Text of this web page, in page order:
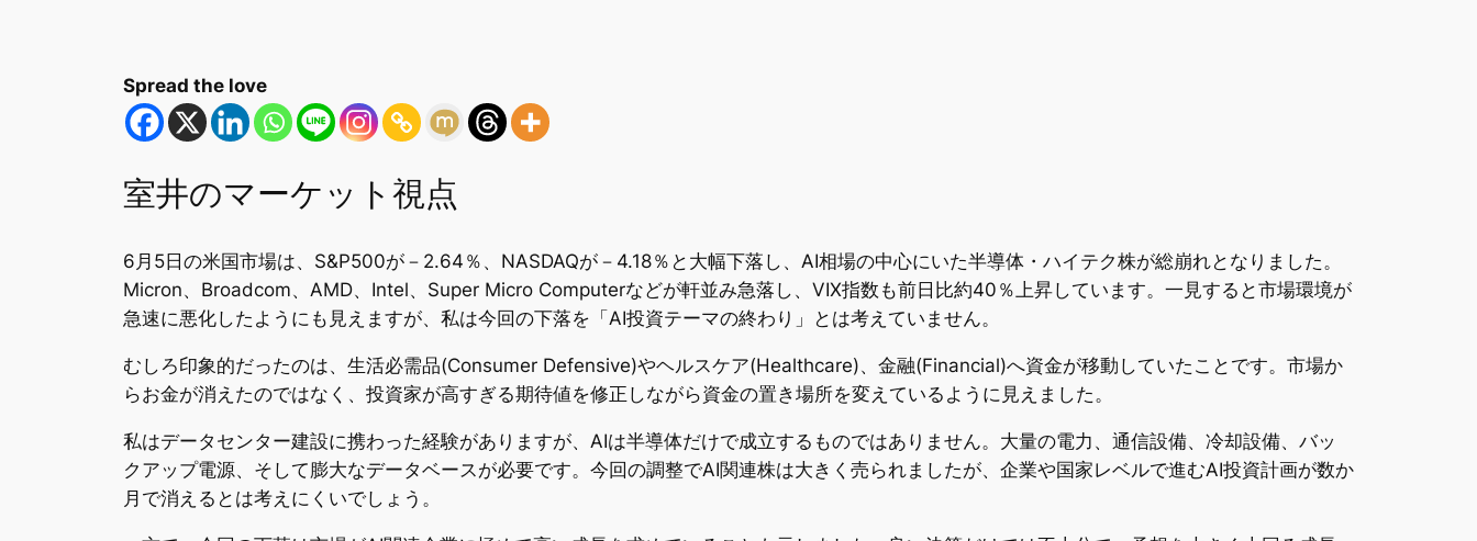
Spread the love
室井のマーケット視点
6月5日の米国市場は、S&P500が－2.64％、NASDAQが－4.18％と大幅下落し、AI相場の中心にいた半導体・ハイテク株が総崩れとなりました。
Micron、Broadcom、AMD、Intel、Super Micro Computerなどが軒並み急落し、VIX指数も前日比約40％上昇しています。一見すると市場環境が
急速に悪化したようにも見えますが、私は今回の下落を「AI投資テーマの終わり」とは考えていません。
むしろ印象的だったのは、生活必需品(Consumer Defensive)やヘルスケア(Healthcare)、金融(Financial)へ資金が移動していたことです。市場か
らお金が消えたのではなく、投資家が高すぎる期待値を修正しながら資金の置き場所を変えているように見えました。
私はデータセンター建設に携わった経験がありますが、AIは半導体だけで成立するものではありません。大量の電力、通信設備、冷却設備、バッ
クアップ電源、そして膨大なデータベースが必要です。今回の調整でAI関連株は大きく売られましたが、企業や国家レベルで進むAI投資計画が数か
月で消えるとは考えにくいでしょう。